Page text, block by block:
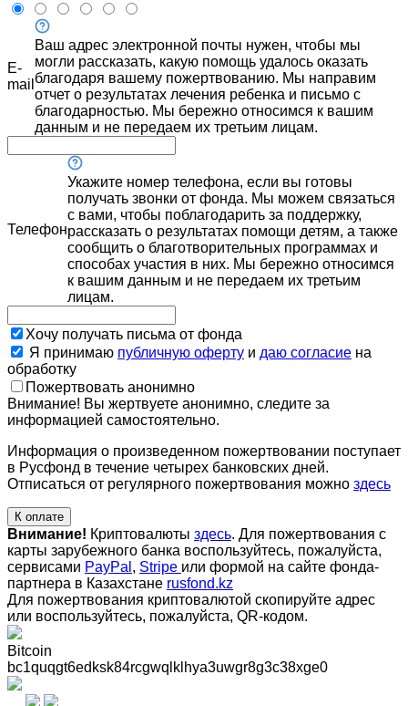
E-
mail
Ваш адрес электронной почты нужен, чтобы мы
могли рассказать, какую помощь удалось оказать
благодаря вашему пожертвованию. Мы направим
отчет о результатах лечения ребенка и письмо с
благодарностью. Мы бережно относимся к вашим
данным и не передаем их третьим лицам.
Телефон
Укажите номер телефона, если вы готовы
получать звонки от фонда. Мы можем связаться
с вами, чтобы поблагодарить за поддержку,
рассказать о результатах помощи детям, а также
сообщить о благотворительных программах и
способах участия в них. Мы бережно относимся
к вашим данным и не передаем их третьим
лицам.
Хочу получать письма от фонда
Я принимаю публичную оферту и даю согласие на
обработку
Пожертвовать анонимно
Внимание! Вы жертвуете анонимно, следите за
информацией самостоятельно.
Информация о произведенном пожертвовании поступает
в Русфонд в течение четырех банковских дней.
Отписаться от регулярного пожертвования можно здесь
К оплате
Внимание! Криптовалюты здесь. Для пожертвования с
карты зарубежного банка воспользуйтесь, пожалуйста,
сервисами PayPal , Stripe или формой на сайте фонда-
партнера в Казахстане rusfond.kz
Для пожертвования криптовалютой скопируйте адрес
или воспользуйтесь, пожалуйста, QR-кодом.
Bitcoin
bc1quqgt6edksk84rcgwqlklhya3uwgr8g3c38xge0